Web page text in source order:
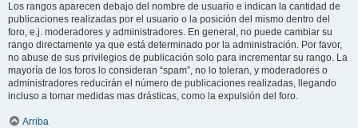
Los rangos aparecen debajo del nombre de usuario e indican la cantidad de
publicaciones realizadas por el usuario o la posición del mismo dentro del
foro, e.j. moderadores y administradores. En general, no puede cambiar su
rango directamente ya que está determinado por la administración. Por favor,
no abuse de sus privilegios de publicación solo para incrementar su rango. La
mayoría de los foros lo consideran “spam”, no lo toleran, y moderadores o
administradores reducirán el número de publicaciones realizadas, llegando
incluso a tomar medidas mas drásticas, como la expulsión del foro.
Arriba